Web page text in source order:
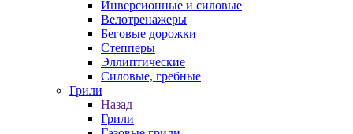
Инверсионные и силовые
Велотренажеры
Беговые дорожки
Степперы
Эллиптические
Силовые, гребные
Грили
Назад
Грили